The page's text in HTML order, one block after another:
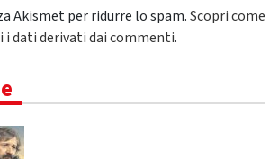
Akismet per ridurre lo spam.Scopri come
dati derivati dai commenti.